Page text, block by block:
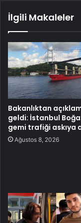
İlgili Makaleler
Bakanlıktan
geldi: İstanbul
gemi trafiği askıya
Ağustos 8, 2026